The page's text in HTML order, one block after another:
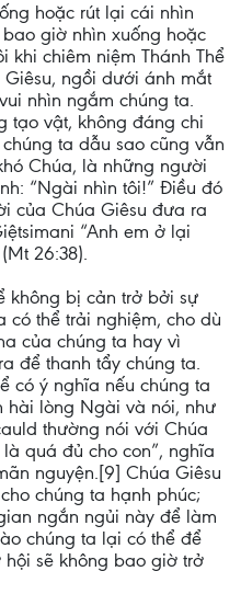
hoặc rút lại cái nhìn
giờ nhìn xuống hoặc
chiêm niệm Thánh Thể
ngồi dưới ánh mắt
nhìn ngắm chúng ta.
tạo vật, không đáng chi
ta dẫu sao cũng vẫn
Chúa, là những người
“Ngài nhìn tôi!” Điều đó
của Chúa Giêsu đưa ra
“Anh em ở lại
26:38).
không bị cản trở bởi sự
có thể trải nghiệm, cho dù
của chúng ta hay vì
để thanh tẩy chúng ta.
có ý nghĩa nếu chúng ta
hài lòng Ngài và nói, như
thường nói với Chúa
quá đủ cho con”, nghĩa
nguyện.[9] Chúa Giêsu
chúng ta hạnh phúc;
ngắn ngủi này để làm
chúng ta lại có thể để
sẽ không bao giờ trở